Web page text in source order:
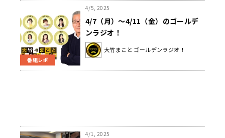
番組レポ
4/5, 2025
4/7（月）～4/11（金）のゴールデ
ンラジオ！
大竹まこと ゴールデンラジオ！
4/1, 2025